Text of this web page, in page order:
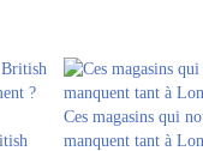
Ces magasins qui
manquent tant à